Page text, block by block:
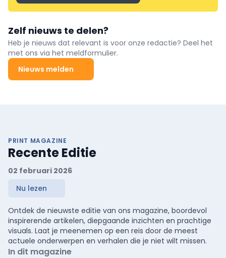
Zelf nieuws te delen?
Heb je nieuws dat relevant is voor onze redactie? Deel het
met ons via het meldformulier.
Nieuws melden
PRINT MAGAZINE
Recente Editie
02 februari 2026
Nu lezen
Ontdek de nieuwste editie van ons magazine, boordevol
inspirerende artikelen, diepgaande inzichten en prachtige
visuals. Laat je meenemen op een reis door de meest
actuele onderwerpen en verhalen die je niet wilt missen.
In dit magazine